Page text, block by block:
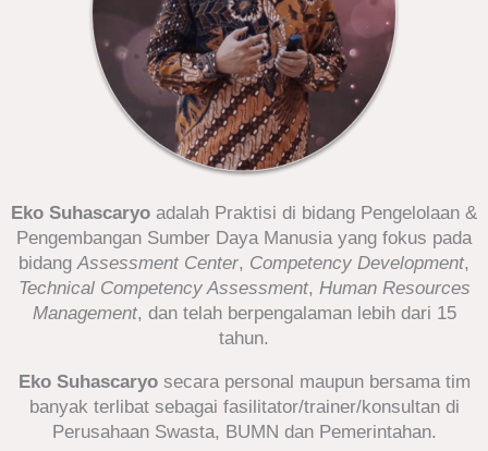
Eko Suhascaryo adalah Praktisi di bidang Pengelolaan &
Pengembangan Sumber Daya Manusia yang fokus pada
bidangAssessment Center, Competency Development,
Technical Competency Assessment, Human Resources
Management, dan telah berpengalaman lebih dari 15
tahun.
Eko Suhascaryosecara personal maupun bersama tim
banyak terlibat sebagai fasilitator/trainer/konsultan di
Perusahaan Swasta, BUMN dan Pemerintahan.